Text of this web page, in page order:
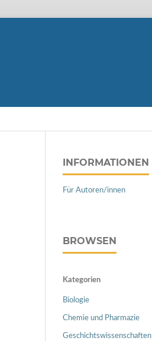
INFORMATIONEN
Für Autoren/innen
BROWSEN
Kategorien
Biologie
Chemie und Pharmazie
Geschichtswissenschaften